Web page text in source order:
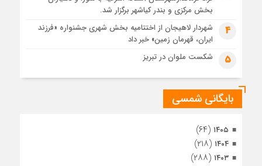
مراسم تشییع پیکر مطهر آقای شهید ایران – مشهد
تصاویری از تراکم جمعیت حاضر در میدان ثورهالعشرین نجف
اشرف
بخش مرکزی و بندر کیاشهر برگزار شد.
4
شهردار لاهیجان از اختتامیه بخش شهری جشنواره «فرزند
ایران، قهرمان زمین» خبر داد
5 شکست ملوان در تبریز
بایگانی شمسی
۱۴۰۵ (۶۴)
۱۴۰۴ (۲۱۸)
۱۴۰۳ (۲۸۸)